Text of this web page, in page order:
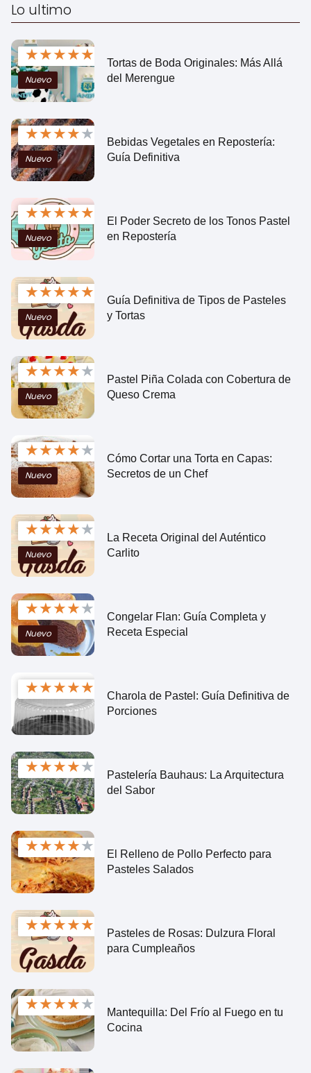
Lo ultimo
★★★★★
Nuevo
Tortas de Boda Originales: Más Allá
del Merengue
★★★★★
Nuevo
Bebidas Vegetales en Repostería:
Guía Definitiva
★★★★★
Nuevo
El Poder Secreto de los Tonos Pastel
en Repostería
★★★★★
Nuevo
Guía Definitiva de Tipos de Pasteles
y Tortas
★★★★★
Nuevo
Pastel Piña Colada con Cobertura de
Queso Crema
★★★★★
Nuevo
Cómo Cortar una Torta en Capas:
Secretos de un Chef
★★★★★
Nuevo
La Receta Original del Auténtico
Carlito
★★★★★
Nuevo
Congelar Flan: Guía Completa y
Receta Especial
★★★★★
Charola de Pastel: Guía Definitiva de
Porciones
★★★★★
Pastelería Bauhaus: La Arquitectura
del Sabor
★★★★★
El Relleno de Pollo Perfecto para
Pasteles Salados
★★★★★
Pasteles de Rosas: Dulzura Floral
para Cumpleaños
★★★★★
Mantequilla: Del Frío al Fuego en tu
Cocina